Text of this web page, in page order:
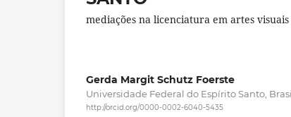
mediações na licenciatura em artes visuais
Gerda Margit Schutz Foerste
Universidade Federal do Espírito Santo,
http://orcid.org/0000-0002-6040-5435